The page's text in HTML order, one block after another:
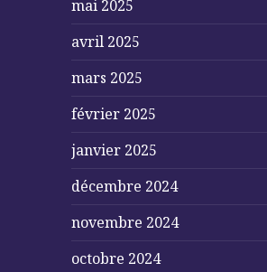
mai 2025
avril 2025
mars 2025
février 2025
janvier 2025
décembre 2024
novembre 2024
octobre 2024